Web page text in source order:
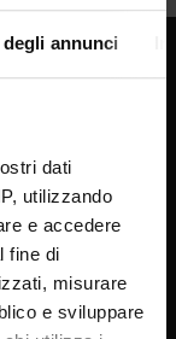
annunci
dati
utilizzando
e accedere
fine di
misurare
e sviluppare